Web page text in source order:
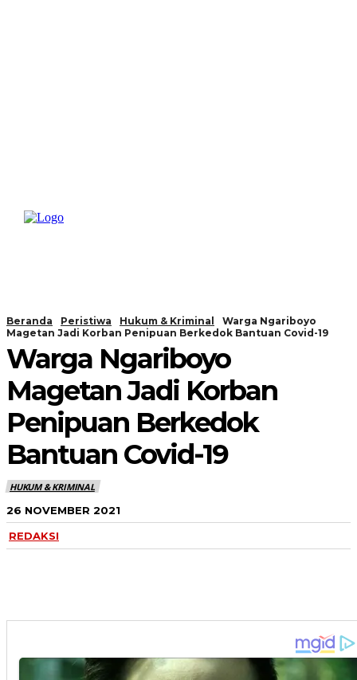
Beranda Peristiwa Hukum & Kriminal
Warga Ngariboyo
Magetan Jadi Korban Penipuan Berkedok Bantuan Covid-19
Warga Ngariboyo
Magetan Jadi Korban
Penipuan Berkedok
Bantuan Covid-19
HUKUM & KRIMINAL
26 NOVEMBER 2021
REDAKSI